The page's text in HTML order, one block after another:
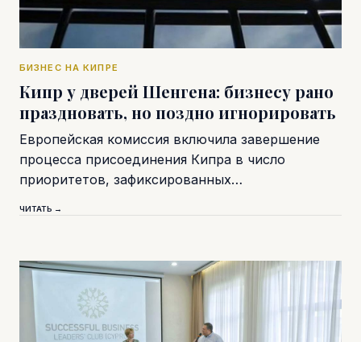
БИЗНЕС НА КИПРЕ
Кипр у дверей Шенгена: бизнесу рано
праздновать, но поздно игнорировать
Европейская комиссия включила завершение
процесса присоединения Кипра в число
приоритетов, зафиксированных…
ЧИТАТЬ →